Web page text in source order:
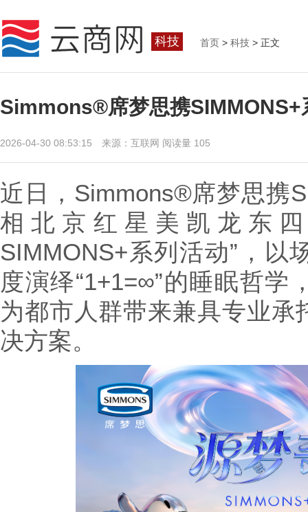
科技 首页 > 科技 > 正文
Simmons®席梦思携
2026-04-30 08:53:15 来源：互联网 阅读量 105
近日，Simmons®席梦思携
相北京红星美凯龙东
SIMMONS+系列活动”，以
度演绎“1+1=∞”的睡眠哲
为都市人群带来兼具专业
决方案。